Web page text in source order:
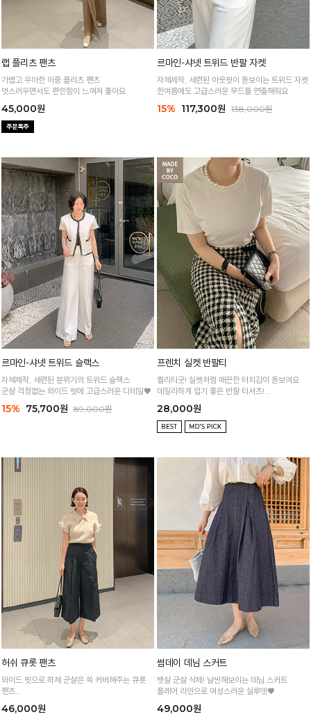
랩 플리츠 팬츠
가볍고 우아한 이중 플리츠 팬츠
멋스러우면서도 편안함이 느껴져 좋아요
45,000원
르마인-샤넷 트위드 반팔 자켓
자체제작, 세련된 아웃핏이 돋보이는 트위드 자켓
한여름에도 고급스러운 무드를 연출해줘요
15% 117,300원 138,000원
르마인-샤넷 트위드 슬랙스
자체제작, 세련된 분위기의 트위드 슬랙스
군살 걱정없는 와이드 핏에 고급스러운 디테일♥
15% 75,700원 89,000원
프렌치 실켓 반팔티
퀄리티굿! 실켓처럼 매끈한 터치감이 돋보여요
데일리하게 입기 좋은 반팔 티셔츠!
5년째 주문폭주! 재구매폭주!
28,000원
허쉬 큐롯 팬츠
와이드 핏으로 하체 군살은 쏙 커버해주는 큐롯
팬츠
단정한 디자인으로 어디에서나 입을 수 있는 올
여름 필수 소장템
46,000원
썸데이 데님 스커트
뱃살 군살 삭제! 날씬해보이는 데님 스커트
플레어 라인으로 여성스러운 실루엣♥
49,000원